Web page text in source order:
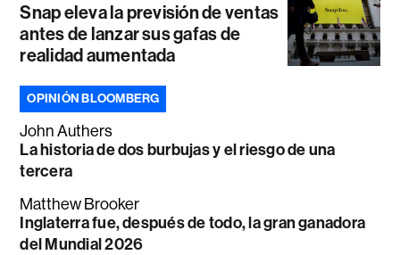
Snap eleva la previsión de ventas
antes de lanzar sus gafas de
realidad aumentada
OPINIÓN BLOOMBERG
John Authers
La historia de dos burbujas y el riesgo de una
tercera
Matthew Brooker
Inglaterra fue, después de todo, la gran ganadora
del Mundial 2026